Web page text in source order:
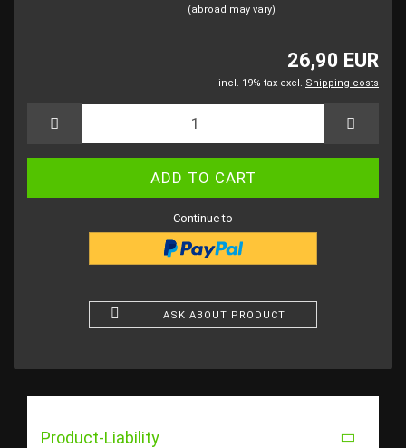
(abroad may vary)
26,90 EUR
incl. 19% tax excl. Shipping costs
Continue to
ASK ABOUT PRODUCT
Product-Liability